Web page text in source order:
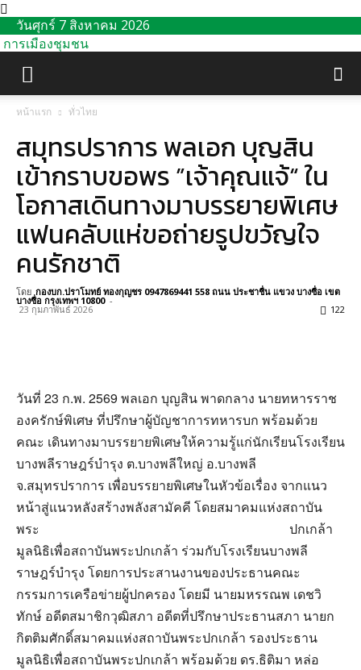
วันศุกร์ 7 สิงหาคม 2026
การเมืองชุมชน
หน้าแรก ทั่วไทย
สมุทรปราการ พลเอก บุญสิน
เข้ากราบขอพร ”เจ้าคุณแจ้“ ใน
โอกาสเดินทางมาบรรยายพิเศษ
แฟนคลับแห่ขอถ่ายรูปขวัญใจ
คนรักชาติ
โดย กองบก.ปราโมทย์ ทองกุญชร 0947869441 558 ถนน ประชาชื่น แขวง บางซื่อ เขต
บางซื่อ กรุงเทพฯ 10800 -
23 กุมภาพันธ์ 2026 122
วันที่ 23 ก.พ. 2569 พลเอก บุญสิน พาดกลาง นายทหารราช
องครักษ์พิเศษ ที่ปรึกษาผู้บัญชาการทหารบก พร้อมด้วย
คณะ เดินทางมาบรรยายพิเศษให้ความรู้แก่นักเรียนโรงเรียน
บางพลีราษฎร์บำรุง ต.บางพลีใหญ่ อ.บางพลี
จ.สมุทรปราการ เพื่อบรรยายพิเศษในหัวข้อเรื่อง จากแนว
หน้าสู่แนวหลังสร้างพลังสามัคคี โดยสมาคมแห่งสถาบัน
พระ
ปกเกล้า
มูลนิธิเพื่อสถาบันพระปกเกล้า ร่วมกับโรงเรียนบางพลี
ราษฎร์บำรุง โดยการประสานงานของประธานคณะ
กรรมการเครือข่ายผู้ปกครอง โดยมี นายมหรรณพ เดชวิ
ทักษ์ อดีตสมาชิกวุฒิสภา อดีตที่ปรึกษาประธานสภา นายก
กิตติมศักดิ์สมาคมแห่งสถาบันพระปกเกล้า รองประธาน
มูลนิธิเพื่อสถาบันพระปกเกล้า พร้อมด้วย ดร.ธิติมา หล่อ